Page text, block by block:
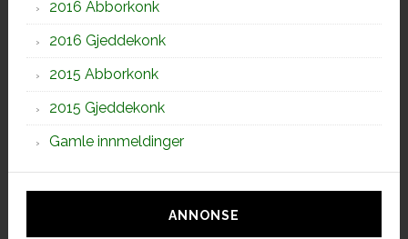
2016 Abborkonk
2016 Gjeddekonk
2015 Abborkonk
2015 Gjeddekonk
Gamle innmeldinger
ANNONSE